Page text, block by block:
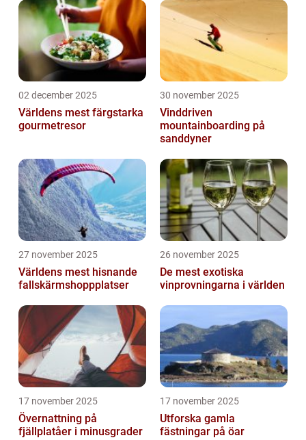
02 december 2025
Världens mest färgstarka
gourmetresor
30 november 2025
Vinddriven
mountainboarding på
sanddyner
27 november 2025
Världens mest hisnande
fallskärmshoppplatser
26 november 2025
De mest exotiska
vinprovningarna i världen
17 november 2025
Övernattning på
fjällplatåer i minusgrader
17 november 2025
Utforska gamla
fästningar på öar